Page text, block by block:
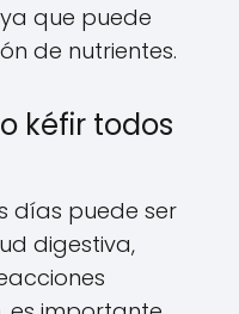
que puede
de nutrientes.
kéfir todos
días puede ser
digestiva,